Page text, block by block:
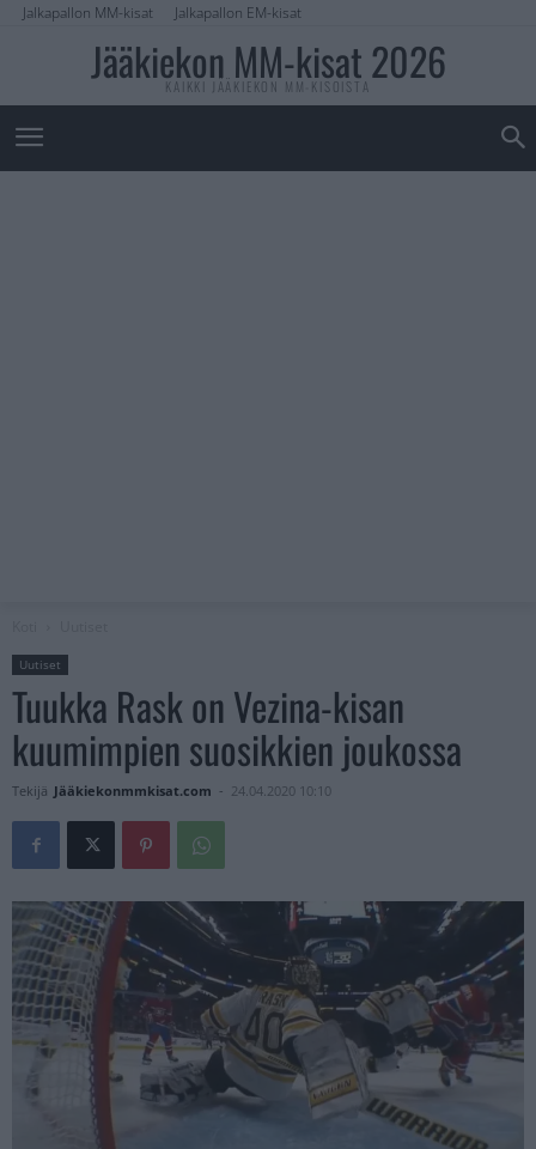
Jalkapallon MM-kisat Jalkapallon EM-kisat
Jääkiekon MM-kisat 2026
KAIKKI JÄÄKIEKON MM-KISOISTA
Uutiset
Tuukka Rask on Vezina-kisan
kuumimpien suosikkien joukossa
Tekijä Jääkiekonmmkisat.com - 24.04.2020 10:10